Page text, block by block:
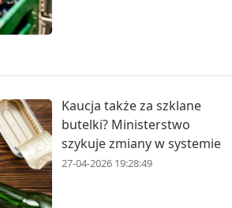
Kaucja także za szklane
butelki? Ministerstwo
szykuje zmiany w systemie
27-04-2026 19:28:49